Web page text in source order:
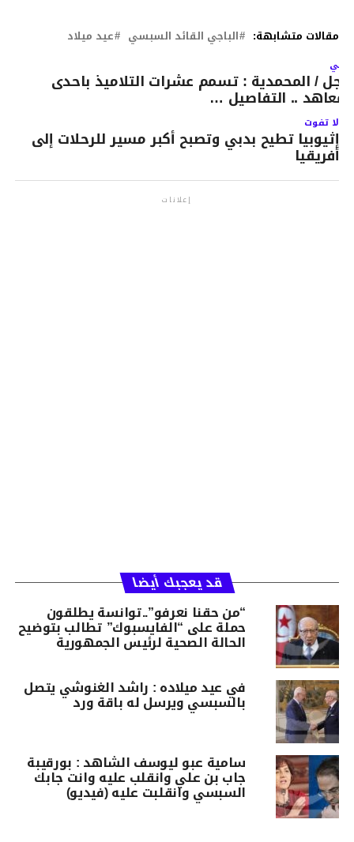
مقالات متشابهة: الباجي القائد السبسي عيد ميلاد
/ المحمدية : تسمم عشرات التلاميذ باحدى
.. التفاصيل …
لا تفوت
إثيوبيا تطيح بدبي وتصبح أكبر مسير للرحلات إلى
أفريقيا
إعلانات
قد يعجبك أيضا
“من حقنا نعرفو”..توانسة يطلقون
حملة على “الفايسبوك” تطالب بتوضيح
الحالة الصحية لرئيس الجمهورية
في عيد ميلاده : راشد الغنوشي يتصل
بالسبسي ويرسل له باقة ورد
سامية عبو ليوسف الشاهد : بورقيبة
جاب بن علي وانقلب عليه وانت جابك
السبسي وانقلبت عليه (فيديو)